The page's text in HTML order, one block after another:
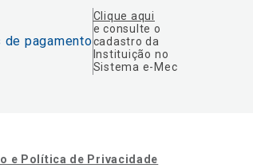
de pagamento
Clique aqui
e consulte o
cadastro da
Instituição no
Sistema e-Mec
e Política de Privacidade